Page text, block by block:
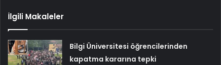
İlgili Makaleler
Bilgi Üniversitesi öğrencilerinden
kapatma kararına tepki